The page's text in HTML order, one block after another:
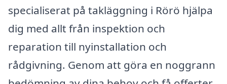
specialiserat på takläggning i Rörö hjälpa
dig med allt från inspektion och
reparation till nyinstallation och
rådgivning. Genom att göra en noggrann